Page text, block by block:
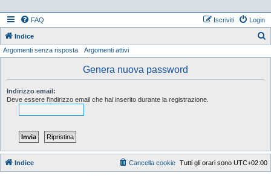
FAQ Login
Iscriviti
Indice
Argomenti senza risposta Argomenti attivi
Genera nuova password
Indirizzo email:
Deve essere l’indirizzo email che hai inserito durante la registrazione.
Indice Tutti gli orari sono UTC+02:00
Cancella cookie